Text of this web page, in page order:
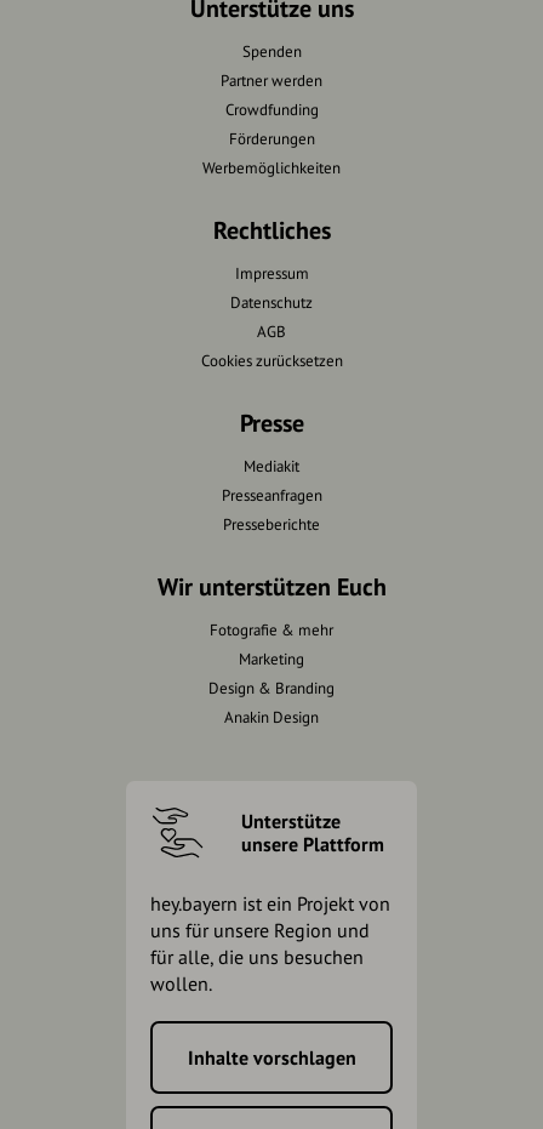
Unterstütze uns
Spenden
Partner werden
Crowdfunding
Förderungen
Werbemöglichkeiten
Rechtliches
Impressum
Datenschutz
AGB
Cookies zurücksetzen
Presse
Mediakit
Presseanfragen
Presseberichte
Wir unterstützen Euch
Fotografie & mehr
Marketing
Design & Branding
Anakin Design
Unterstütze
unsere Plattform
hey.bayern ist ein Projekt von
uns für unsere Region und
für alle, die uns besuchen
wollen.
Inhalte vorschlagen